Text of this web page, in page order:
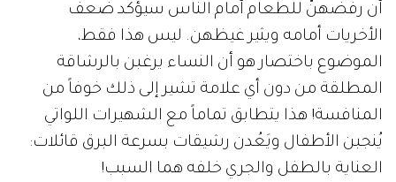
أن رفضهنّ للطعام أمام الناس سيؤكد ضعف
الأخريات أمامه ويثير غيظهن. ليس هذا فقط،
الموضوع باختصار هو أن النساء يرغبن بالرشاقة
المطلقة من دون أي علامة تشير إلى ذلك خوفاً من
المنافسة! هذا يتطابق تماماً مع الشهيرات اللواتي
يُنجبن الأطفال ويَعُدن رشيقات بسرعة البرق قائلات:
العناية بالطفل والجري خلفه هما السبب!